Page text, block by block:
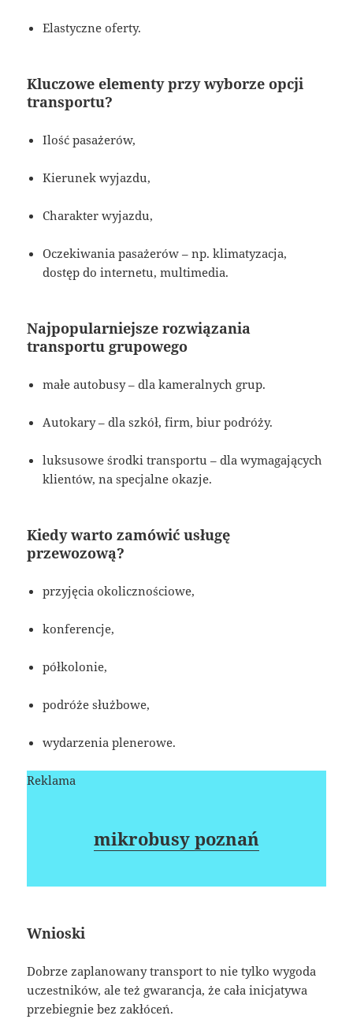
Elastyczne oferty.
Kluczowe elementy przy wyborze opcji
transportu?
Ilość pasażerów,
Kierunek wyjazdu,
Charakter wyjazdu,
Oczekiwania pasażerów – np. klimatyzacja,
dostęp do internetu, multimedia.
Najpopularniejsze rozwiązania
transportu grupowego
małe autobusy – dla kameralnych grup.
Autokary – dla szkół, firm, biur podróży.
luksusowe środki transportu – dla wymagających
klientów, na specjalne okazje.
Kiedy warto zamówić usługę
przewozową?
przyjęcia okolicznościowe,
konferencje,
półkolonie,
podróże służbowe,
wydarzenia plenerowe.
Reklama
mikrobusy poznań
Wnioski
Dobrze zaplanowany transport to nie tylko wygoda
uczestników, ale też gwarancja, że cała inicjatywa
przebiegnie bez zakłóceń.